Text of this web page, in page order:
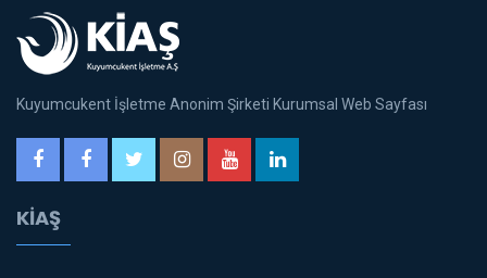
Kuyumcukent İşletme Anonim Şirketi Kurumsal Web Sayfası
KİAŞ